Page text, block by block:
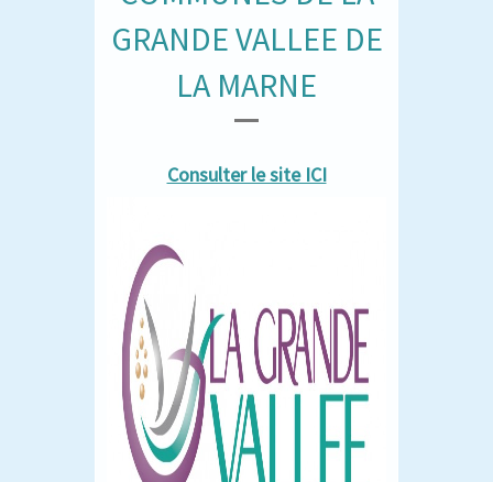
GRANDE VALLEE DE
LA MARNE
Consulter le site ICI